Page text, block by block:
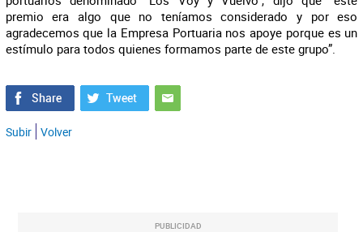
premio era algo que no teníamos considerado y por eso
agradecemos que la Empresa Portuaria nos apoye porque es un
estímulo para todos quienes formamos parte de este grupo”.
Subir Volver
PUBLICIDAD